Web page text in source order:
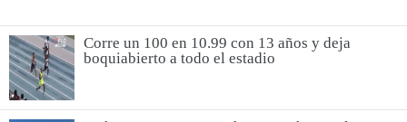
Corre un 100 en 10.99 con 13 años y deja
boquiabierto a todo el estadio